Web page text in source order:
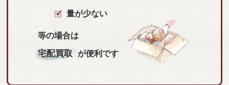
量が少ない
等の場合は
宅配買取 が便利です